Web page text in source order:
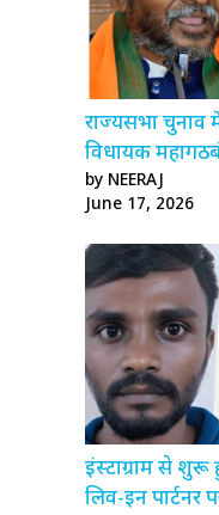
राज्यसभा चुनाव
विधायक
by NEERAJ
June 17, 2026
इंस्टाग्राम से शुरू
लिव-इन पार्टनर